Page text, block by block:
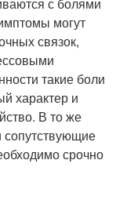
в животе
могут
связок,
такие боли
характер и
В то же
сопутствующие
срочно